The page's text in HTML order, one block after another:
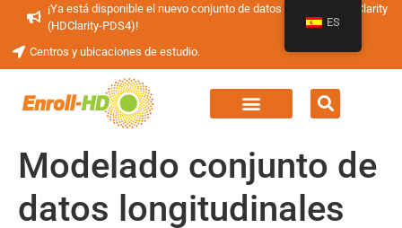
¡Ya está disponible el nuevo conjunto de datos periódicos HDClarity
(HDClarity-PDS4)!
Centros y ubicaciones de estudio.
Modelado conjunto de
datos longitudinales
ES